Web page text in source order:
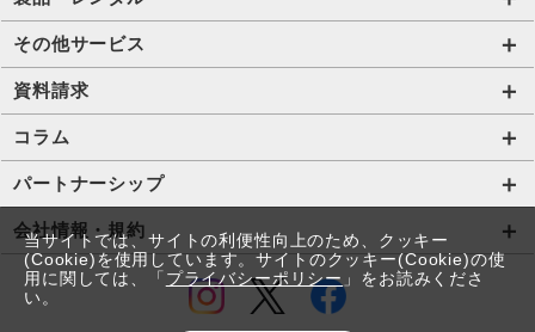
ご利用開始の流れ(個人事業主・その他団体)​
IoT向けSIM
アグリSIM
Wi-Fiレンタル​ HIS Wi-Fi PLUS+ for Biz​
端末販売
端末買取
レンタル
Wi-Fi
タブレット
パソコン
その他サービス
ハザードトーク
アルキラー
Bizfone（クラウドPBX）
資料請求
お役立ち資料一覧
IoT資料一覧
DX資料一覧
コラム
法人コラム
パートナーシップ
店舗型代理店募集
アライアンス関係
会社情報・規約
会社情報
当サイトでは、サイトの利便性向上のため、クッキー
(Cookie)を使用しています。サイトのクッキー(Cookie)の使
用に関しては、「 プライバシーポリシー 」をお読みくださ
い。